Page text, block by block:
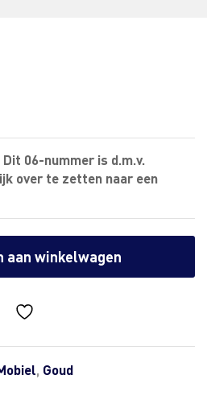
06-nummer is d.m.v.
over te zetten naar een
aan winkelwagen
, Goud